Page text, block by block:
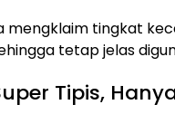
mengklaim tingkat
tetap jelas
Tipis,